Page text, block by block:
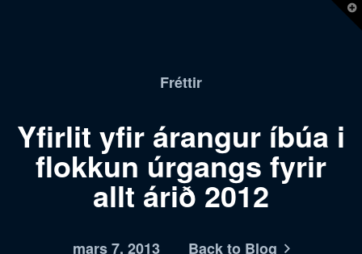
Fréttir
Yfirlit yfir árangur íbúa i
flokkun úrgangs fyrir
allt árið 2012
mars 7, 2013 Back to Blog